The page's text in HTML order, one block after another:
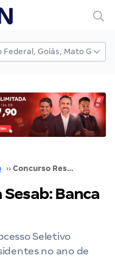
›› Concurso Residência Sesab: Banca definida! CONFIRA!
Banca
Seletivo
no ano de